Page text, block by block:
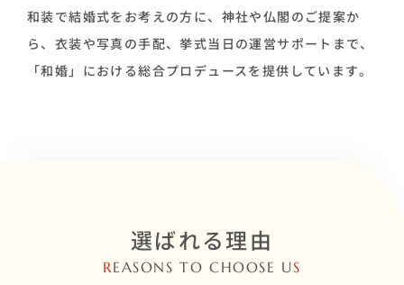
和装で結婚式をお考えの方に、神社や仏閣のご提案か
ら、衣装や写真の手配、挙式当日の運営サポートまで、
「和婚」における総合プロデュースを提供しています。
選ばれる理由
REASONS TO CHOOSE US